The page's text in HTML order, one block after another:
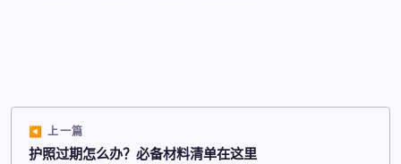
上一篇
护照过期怎么办？必备材料清单在这里